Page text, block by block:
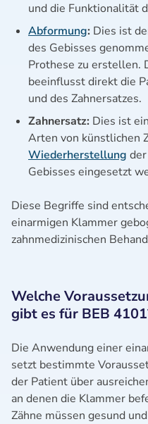
und die Funktionalität
Abformung: Dies ist
des Gebisses
Prothese zu erstellen.
beeinflusst direkt die
und des Zahnersatzes.
Zahnersatz: Dies ist
Arten von künstlichen
Wiederherstellung
Gebisses eingesetzt
Diese Begriffe sind
einarmigen Klammer
zahnmedizinischen
Welche
gibt es für BEB
Die Anwendung einer
setzt bestimmte
der Patient über
an denen die Klammer
Zähne müssen gesund